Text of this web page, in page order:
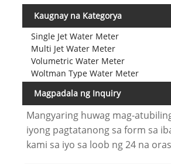
Kaugnay na Kategorya
Single Jet Water Meter
Multi Jet Water Meter
Volumetric Water Meter
Woltman Type Water Meter
Magpadala ng Inquiry
Mangyaring huwag mag-
iyong pagtatanong sa form sa
kami sa iyo sa loob ng 24 na